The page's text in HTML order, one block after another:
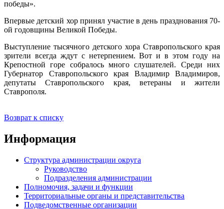
победы».
Впервые детский хор принял участие в день празднования 70-
ой годовщины Великой Победы.
Выступление тысячного детского хора Ставропольского края
зрители всегда ждут с нетерпением. Вот и в этом году на
Крепостной горе собралось много слушателей. Среди них
Губернатор Ставропольского края Владимир Владимиров,
депутаты Ставропольского края, ветераны и жители
Ставрополя.
Возврат к списку
Информация
Структура администрации округа
Руководство
Подразделения администрации
Полномочия, задачи и функции
Территориальные органы и представительства
Подведомственные организации